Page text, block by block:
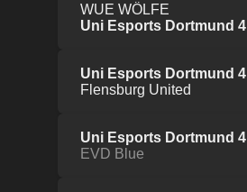
WUE WÖLFE
Uni Esports Dortmund 4
Uni Esports Dortmund 4
Flensburg United
Uni Esports Dortmund 4
EVD Blue